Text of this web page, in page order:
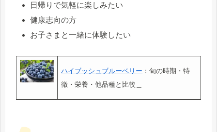
日帰りで気軽に楽しみたい
健康志向の方
お子さまと一緒に体験したい
ハイブッシュブルーベリー ：旬の時期・特
徴・栄養・他品種と比較＿